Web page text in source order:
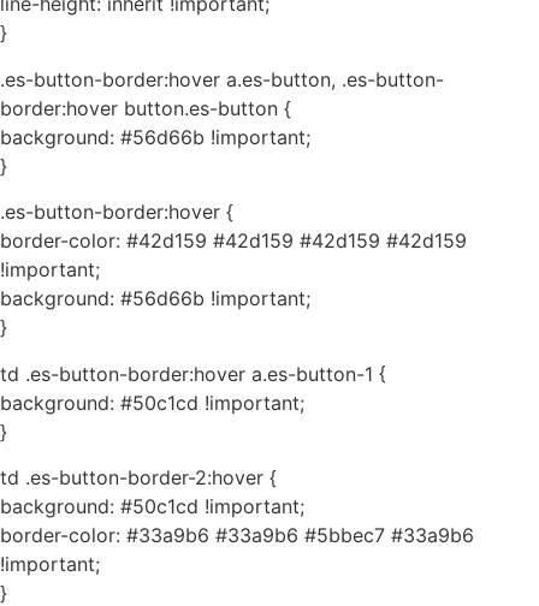
}
.es-button-border:hover a.es-button, .es-button-
border:hover button.es-button {
background: #56d66b !important;
}
.es-button-border:hover {
border-color: #42d159 #42d159 #42d159 #42d159
!important;
background: #56d66b !important;
}
td .es-button-border:hover a.es-button-1 {
background: #50c1cd !important;
}
td .es-button-border-2:hover {
background: #50c1cd !important;
border-color: #33a9b6 #33a9b6 #5bbec7 #33a9b6
!important;
}